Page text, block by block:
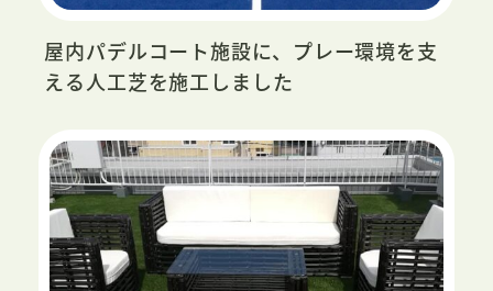
屋内パデルコート施設に、プレー環境を支
える人工芝を施工しました